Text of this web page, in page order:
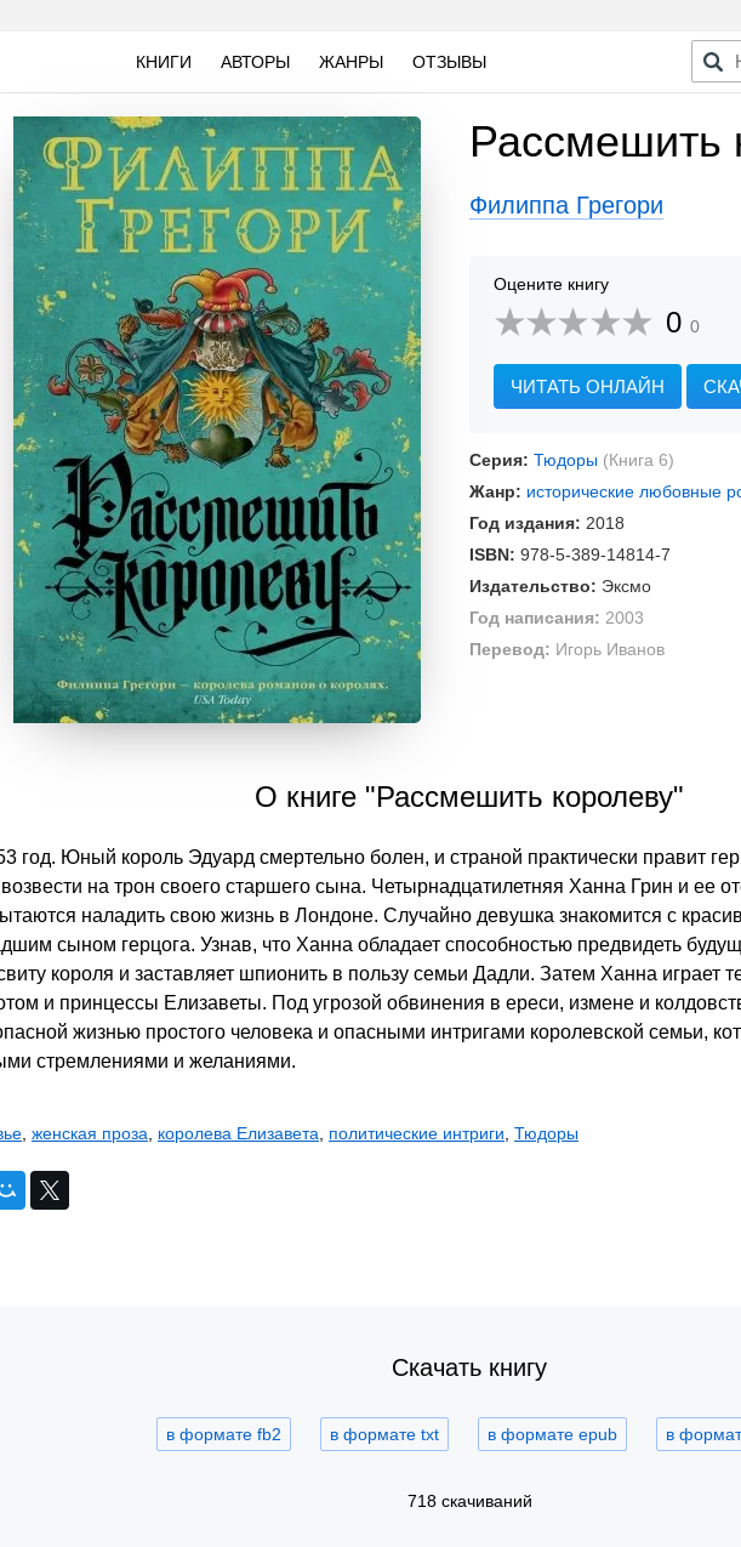
КНИГИ АВТОРЫ ЖАНРЫ ОТЗЫВЫ
Рассмешить
Филиппа Грегори
Оцените книгу
0 0
ЧИТАТЬ ОНЛАЙН
Серия: Тюдоры (Книга 6)
Жанр: исторические любовные
Год издания: 2018
ISBN: 978-5-389-14814-7
Издательство: Эксмо
Год написания: 2003
Перевод: Игорь Иванов
О книге "Рассмешить королеву"
год. Юный король Эдуард смертельно болен, и страной практически правит
на трон своего старшего сына. Четырнадцатилетняя Ханна Грин и ее
наладить свою жизнь в Лондоне. Случайно девушка знакомится с
сыном герцога. Узнав, что Ханна обладает способностью предвидеть
короля и заставляет шпионить в пользу семьи Дадли. Затем Ханна играет
и принцессы Елизаветы. Под угрозой обвинения в ереси, измене и
жизнью простого человека и опасными интригами королевской семьи,
стремлениями и желаниями.
женская проза королева Елизавета политические интриги Тюдоры
Скачать книгу
в формате fb2 в формате txt в формате epub в
718 скачиваний